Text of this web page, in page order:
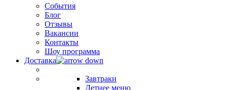
События
Блог
Отзывы
Вакансии
Контакты
Шоу программа
Доставка
Завтраки
Летнее меню